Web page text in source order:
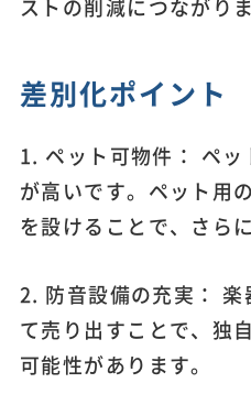
ストの削減につながりま
差別化ポイント
1. ペット可物件： ペ
が高いです。ペット用
を設けることで、さら
2. 防音設備の充実：
て売り出すことで、独
可能性があります。